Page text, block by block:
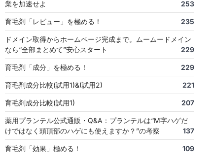
業を加速せよ
253
育毛剤「レビュー」を極める！ 235
ドメイン取得からホームページ完成まで。ムームードメイン
なら“全部まとめて”安心スタート
229
育毛剤「成分」を極める！ 229
育毛剤成分比較(試用1)&(試用2) 221
育毛剤成分比較(試用1) 207
薬用プランテル公式通販・Q&A：プランテルは“M字ハゲだ
けではなく頭頂部のハゲにも使えますか？”の考察
137
育毛剤「効果」極める！ 109